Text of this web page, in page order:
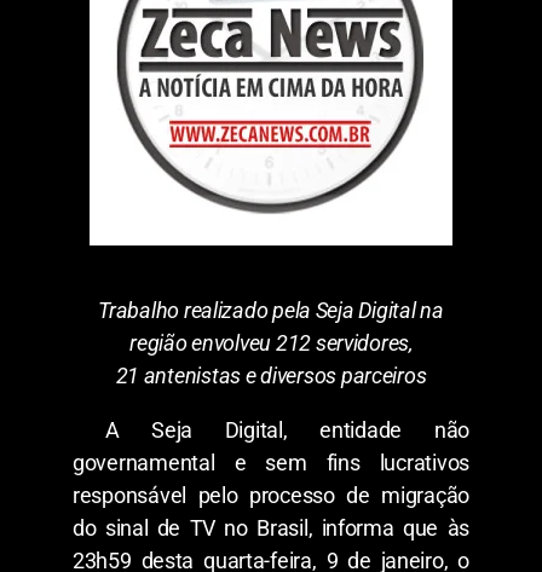
Trabalho realizado pela Seja Digital na
região envolveu 212 servidores,
21 antenistas e diversos parceiros
A Seja Digital, entidade não
governamental e sem fins lucrativos
responsável pelo processo de migração
do sinal de TV no Brasil, informa que às
23h59 desta quarta-feira, 9 de janeiro, o